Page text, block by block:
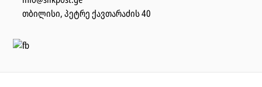
თბილისი, პეტრე ქავთარაძის 40